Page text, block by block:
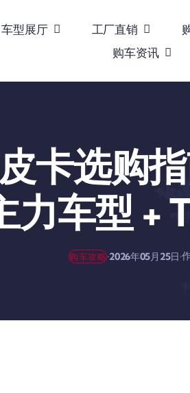
车型展厅 工厂直销
购车资讯
卡选购
力车型 +
购车攻略·2026年05月25日·